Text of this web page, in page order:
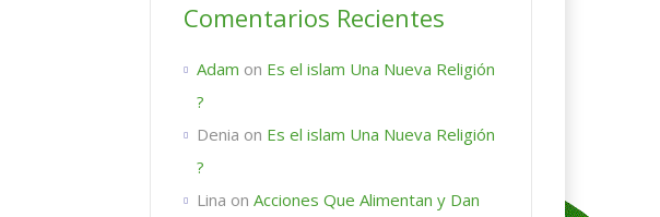
Comentarios Recientes
Adam on Es el islam Una Nueva Religión
?
Denia on Es el islam Una Nueva Religión
?
Lina on Acciones Que Alimentan y Dan